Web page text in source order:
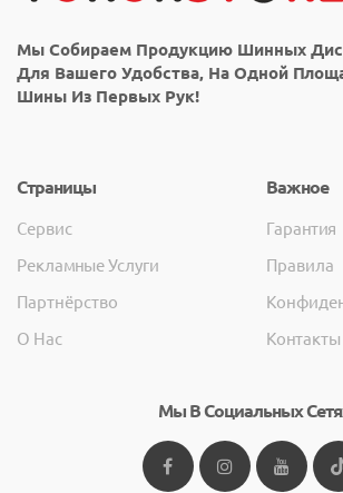
Мы Собираем Продукцию Шинных
Для Вашего Удобства, На Одной
Шины Из Первых Рук!
Страницы
Сервис
Рекламные Услуги
Партнёрство
О Нас
Важное
Гарантия
Правила
Контакты
Мы В Социальных